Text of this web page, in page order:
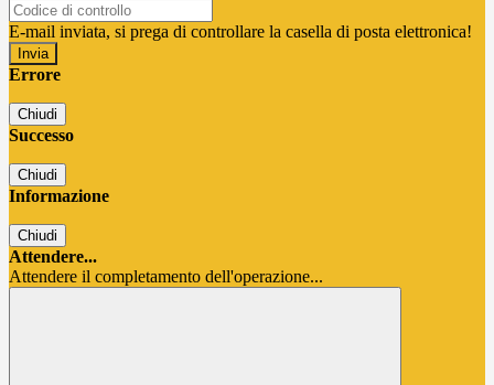
E-mail inviata, si prega di controllare la casella di posta elettronica!
Errore
Chiudi
Successo
Chiudi
Informazione
Chiudi
Attendere...
Attendere il completamento dell'operazione...